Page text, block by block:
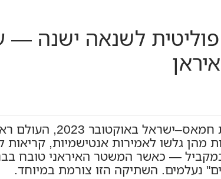
לשנאה ישנה —
מאז פרוץ מלחמת
מהן גלשו לאמירות אנטישמיות,
— כאשר המשטר האיראני טובח
נעלמים. השתיקה הזו צורמת במיוחד.